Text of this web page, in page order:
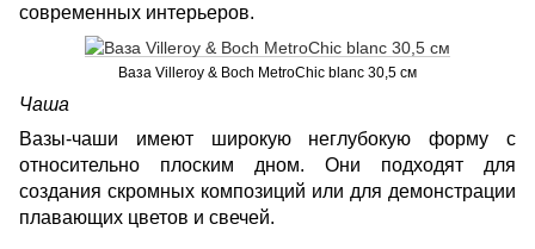
современных интерьеров.
Ваза Villeroy & Boch MetroChic blanc 30,5 см
Чаша
Вазы-чаши имеют широкую неглубокую форму с
относительно плоским дном. Они подходят для
создания скромных композиций или для демонстрации
плавающих цветов и свечей.